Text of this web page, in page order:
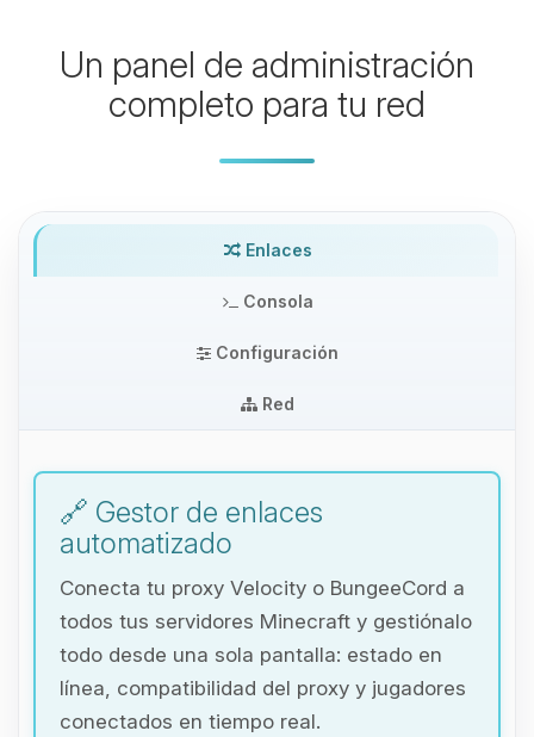
Un panel de administración
completo para tu red
Enlaces
Consola
Configuración
Red
🔗 Gestor de enlaces
automatizado
Conecta tu proxy Velocity o BungeeCord a
todos tus servidores Minecraft y gestiónalo
todo desde una sola pantalla: estado en
línea, compatibilidad del proxy y jugadores
conectados en tiempo real.
Yupi, por fin alguien con quien